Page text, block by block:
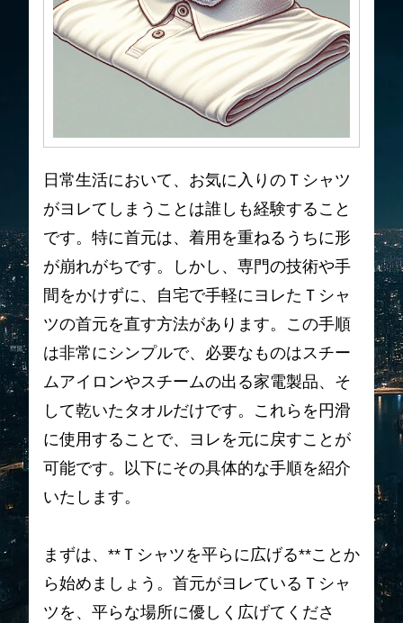
日常生活において、お気に入りのＴシャツ
がヨレてしまうことは誰しも経験すること
です。特に首元は、着用を重ねるうちに形
が崩れがちです。しかし、専門の技術や手
間をかけずに、自宅で手軽にヨレたＴシャ
ツの首元を直す方法があります。この手順
は非常にシンプルで、必要なものはスチー
ムアイロンやスチームの出る家電製品、そ
して乾いたタオルだけです。これらを円滑
に使用することで、ヨレを元に戻すことが
可能です。以下にその具体的な手順を紹介
いたします。
まずは、**Ｔシャツを平らに広げる**ことか
ら始めましょう。首元がヨレているＴシャ
ツを、平らな場所に優しく広げてくださ